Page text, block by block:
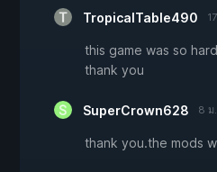
TropicalTable490
this game was so
thank you
SuperCrown628 8 ม
thank you.the mods